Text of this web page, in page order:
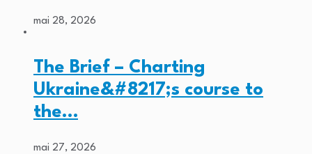
mai 28, 2026
The Brief – Charting
Ukraine&#8217;s course to
the…
mai 27, 2026